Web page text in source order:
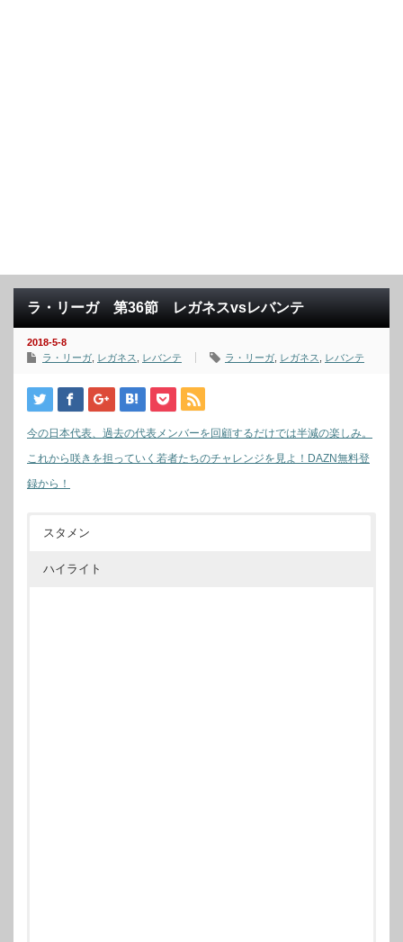
ラ・リーガ 第36節 レガネスvsレバンテ
2018-5-8
ラ・リーガ レガネス レバンテ ラ・リーガ レガネス レバンテ
今の日本代表、過去の代表メンバーを回顧するだけでは半減の楽しみ。
これから咲きを担っていく若者たちのチャレンジを見よ！DAZN無料登
録から！
スタメン
ハイライト